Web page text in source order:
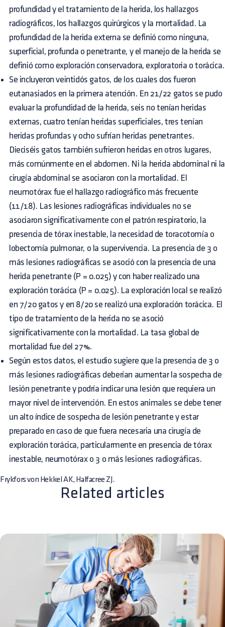
profundidad y el tratamiento de la herida, los hallazgos
radiográficos, los hallazgos quirúrgicos y la mortalidad. La
profundidad de la herida externa se definió como ninguna,
superficial, profunda o penetrante, y el manejo de la herida se
definió como exploración conservadora, exploratoria o torácica.
Se incluyeron veintidós gatos, de los cuales dos fueron
eutanasiados en la primera atención. En 21/22 gatos se pudo
evaluar la profundidad de la herida, seis no tenían heridas
externas, cuatro tenían heridas superficiales, tres tenían
heridas profundas y ocho sufrían heridas penetrantes.
Dieciséis gatos también sufrieron heridas en otros lugares,
más comúnmente en el abdomen. Ni la herida abdominal ni la
cirugía abdominal se asociaron con la mortalidad. El
neumotórax fue el hallazgo radiográfico más frecuente
(11/18). Las lesiones radiográficas individuales no se
asociaron significativamente con el patrón respiratorio, la
presencia de tórax inestable, la necesidad de toracotomía o
lobectomía pulmonar, o la supervivencia. La presencia de 3 o
más lesiones radiográficas se asoció con la presencia de una
herida penetrante (P = 0.025) y con haber realizado una
exploración torácica (P = 0.025). La exploración local se realizó
en 7/20 gatos y en 8/20 se realizó una exploración torácica. El
tipo de tratamiento de la herida no se asoció
significativamente con la mortalidad. La tasa global de
mortalidad fue del 27%.
Según estos datos, el estudio sugiere que la presencia de 3 o
más lesiones radiográficas deberían aumentar la sospecha de
lesión penetrante y podría indicar una lesión que requiera un
mayor nivel de intervención. En estos animales se debe tener
un alto índice de sospecha de lesión penetrante y estar
preparado en caso de que fuera necesaria una cirugía de
exploración torácica, particularmente en presencia de tórax
inestable, neumotórax o 3 o más lesiones radiográficas.
Frykfors von Hekkel AK, Halfacree ZJ.
Related articles